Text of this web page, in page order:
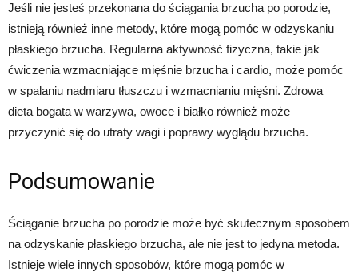
Jeśli nie jesteś przekonana do ściągania brzucha po porodzie,
istnieją również inne metody, które mogą pomóc w odzyskaniu
płaskiego brzucha. Regularna aktywność fizyczna, takie jak
ćwiczenia wzmacniające mięśnie brzucha i cardio, może pomóc
w spalaniu nadmiaru tłuszczu i wzmacnianiu mięśni. Zdrowa
dieta bogata w warzywa, owoce i białko również może
przyczynić się do utraty wagi i poprawy wyglądu brzucha.
Podsumowanie
Ściąganie brzucha po porodzie może być skutecznym sposobem
na odzyskanie płaskiego brzucha, ale nie jest to jedyna metoda.
Istnieje wiele innych sposobów, które mogą pomóc w